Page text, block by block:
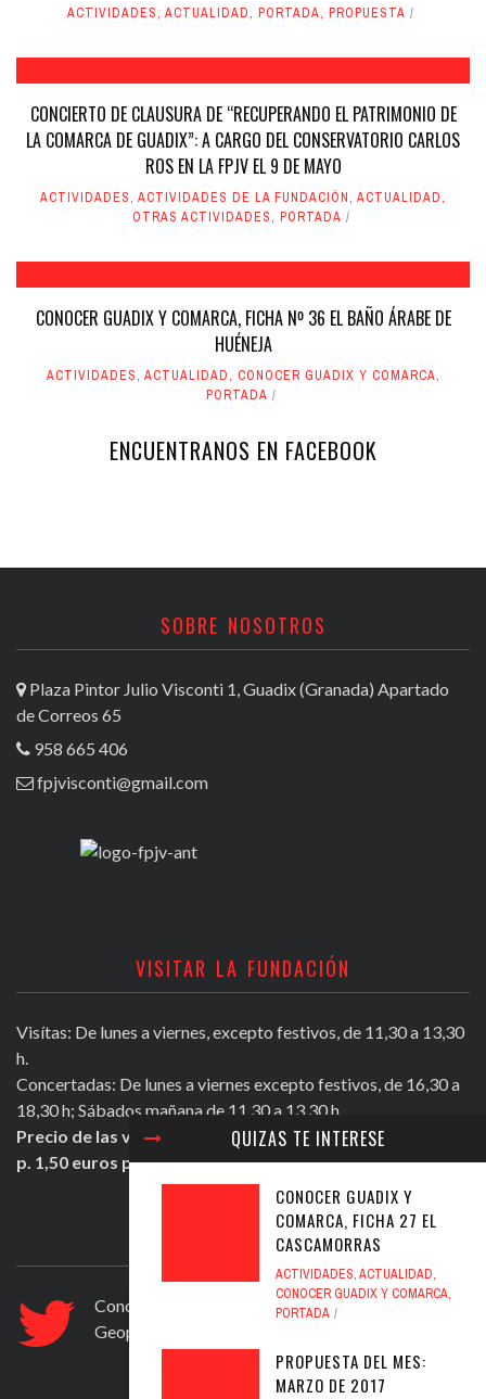
ACTIVIDADES, ACTUALIDAD, PORTADA, PROPUESTA
CONCIERTO DE CLAUSURA DE “RECUPERANDO EL PATRIMONIO DE
LA COMARCA DE GUADIX”: A CARGO DEL CONSERVATORIO CARLOS
ROS EN LA FPJV EL 9 DE MAYO
ACTIVIDADES, ACTIVIDADES DE LA FUNDACIÓN, ACTUALIDAD,
OTRAS ACTIVIDADES, PORTADA
CONOCER GUADIX Y COMARCA, FICHA Nº 36 EL BAÑO ÁRABE DE
HUÉNEJA
ACTIVIDADES, ACTUALIDAD, CONOCER GUADIX Y COMARCA,
PORTADA
QUIZAS TE INTERESE
CONOCER GUADIX Y
COMARCA, FICHA 27 EL
CASCAMORRAS
ACTIVIDADES,ACTUALIDAD,
CONOCER GUADIX Y COMARCA,
PORTADA
PROPUESTA DEL MES:
MARZO DE 2017
ENCUENTRANOS EN FACEBOOK
SOBRE NOSOTROS
Plaza Pintor Julio Visconti 1, Guadix (Granada) Apartado
de Correos 65
958 665 406
fpjvisconti@gmail.com
VISITAR LA FUNDACIÓN
Visítas: De lunes a viernes, excepto festivos, de 11,30 a 13,30
h.
Concertadas: De lunes a viernes excepto festivos, de 16,30 a
18,30 h; Sábados mañana de 11,30 a 13,30 h.
Precio de las visitas: Individual 2 euros. Grupos + de 10
p. 1,50 euros persona.
ULTIMOS TWEETS
Conocer Guadix y comarca, ficha nº 83. El
Geoparque de Granada